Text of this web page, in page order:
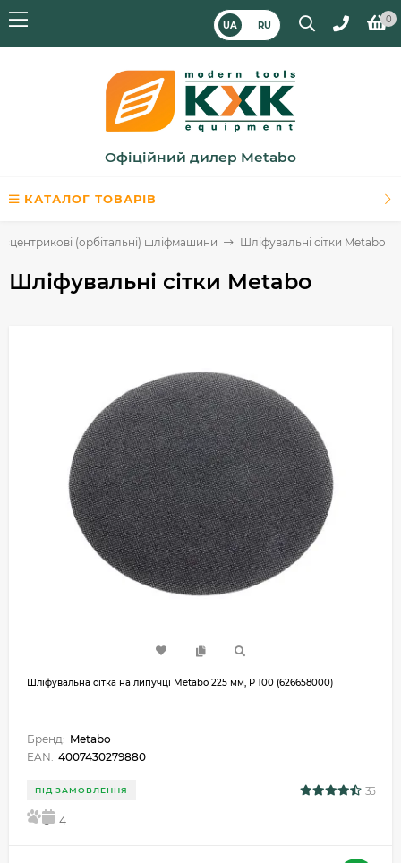
UA RU
0
Офіційний дилер Metabo
КАТАЛОГ ТОВАРІВ
(орбітальні) шліфмашини Шліфувальні сітки Metabo
Шліфувальні сітки Metabo
Шліфувальна сітка на липучці Metabo 225 мм, P 100 (626658000)
Бренд: Metabo
EAN: 4007430279880
ПІД ЗАМОВЛЕННЯ 35
5 4